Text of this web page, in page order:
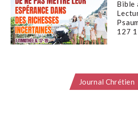
Bible
127
Journal Chrétien